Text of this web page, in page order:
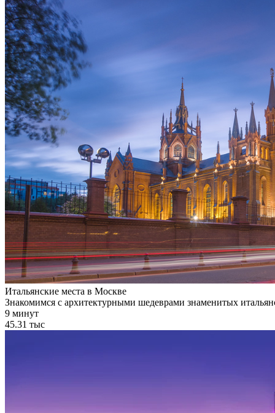
Итальянские места в Москве
Знакомимся с архитектурными шедеврами знаменитых
9 минут
45.31 тыс